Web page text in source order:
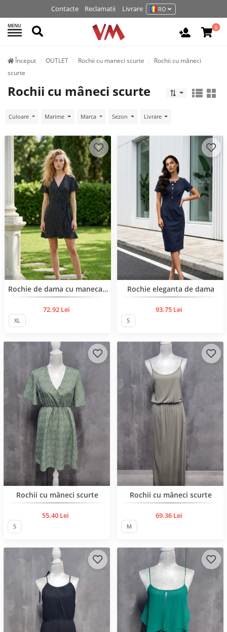
Contacte Reclamatii Livrare RO
MENU Cautati 0
Început OUTLET Rochii cu maneci scurte
Rochii cu mâneci
scurte
Rochii cu mâneci scurte
Culoare Marime Marca Sezon Livrare
Rochie de dama cu maneca scurta
72.92 Lei
XL
Rochie eleganta de dama
93.75 Lei
S
Нов продукт
Rochii cu mâneci scurte
55.40 Lei
S
Нов продукт
Rochii cu mâneci scurte
69.36 Lei
M